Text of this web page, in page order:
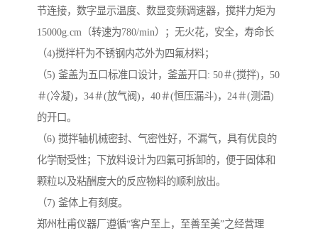
节连接，数字显示温度、数显变频调速器，搅拌力矩为
15000g.cm（转速为780/min）；无火花，安全，寿命长
（4)搅拌杆为不锈钢内芯外为四氟材料；
（5) 釜盖为五口标准口设计，釜盖开口: 50＃(搅拌)，50
＃(冷凝)，34＃(放气阀)，40＃(恒压漏斗)，24＃(测温)
的开口。
（6) 搅拌轴机械密封、气密性好，不漏气，具有优良的
化学耐受性；下放料设计为四氟可拆卸的，便于固体和
颗粒以及粘酬度大的反应物料的顺利放出。
（7) 釜体上有刻度。
郑州杜甫仪器厂遵循“客户至上，至善至美”之经营理